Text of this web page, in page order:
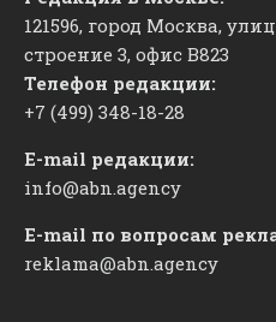
121596, город Москва,
строение 3, офис ​В823
Телефон редакции:
+7 (499) 348-18-28
E-mail редакции:
info@abn.agency
E-mail по вопросам
reklama@abn.agency